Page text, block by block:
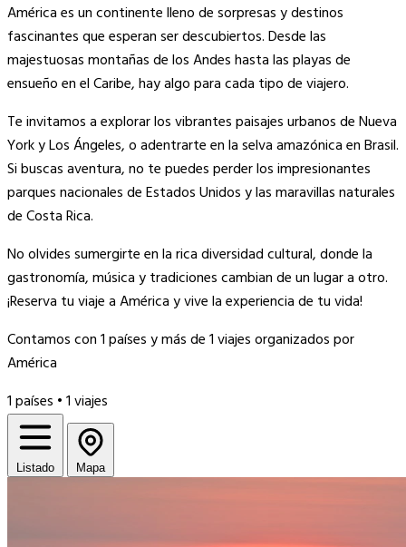
América es un continente lleno de sorpresas y destinos
fascinantes que esperan ser descubiertos. Desde las
majestuosas montañas de los Andes hasta las playas de
ensueño en el Caribe, hay algo para cada tipo de viajero.
Te invitamos a explorar los vibrantes paisajes urbanos de Nueva
York y Los Ángeles, o adentrarte en la selva amazónica en Brasil.
Si buscas aventura, no te puedes perder los impresionantes
parques nacionales de Estados Unidos y las maravillas naturales
de Costa Rica.
No olvides sumergirte en la rica diversidad cultural, donde la
gastronomía, música y tradiciones cambian de un lugar a otro.
¡Reserva tu viaje a América y vive la experiencia de tu vida!
Contamos con 1 países y más de 1 viajes organizados por
América
1 países • 1 viajes
Listado Mapa